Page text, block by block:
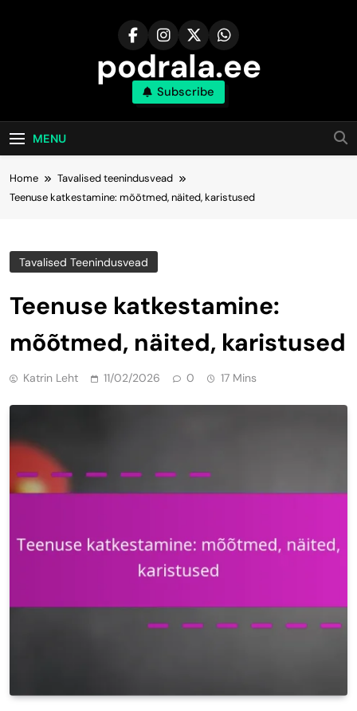
podrala.ee
Subscribe
MENU
Home
Tavalised teenindusvead
Teenuse katkestamine: mõõtmed, näited, karistused
Tavalised Teenindusvead
Teenuse katkestamine:
mõõtmed, näited, karistused
Katrin Leht 11/02/2026 0 17 Mins